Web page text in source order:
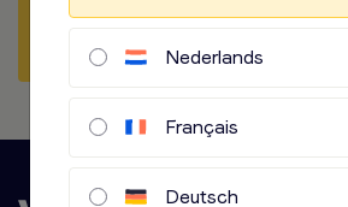
Begin met briefen
Nederlands
Français
Deutsch